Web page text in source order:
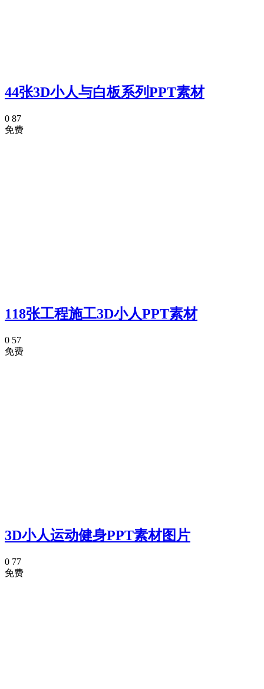
44张3D小人与白板系列PPT素材
0 87
免费
118张工程施工3D小人PPT素材
0 57
免费
3D小人运动健身PPT素材图片
0 77
免费